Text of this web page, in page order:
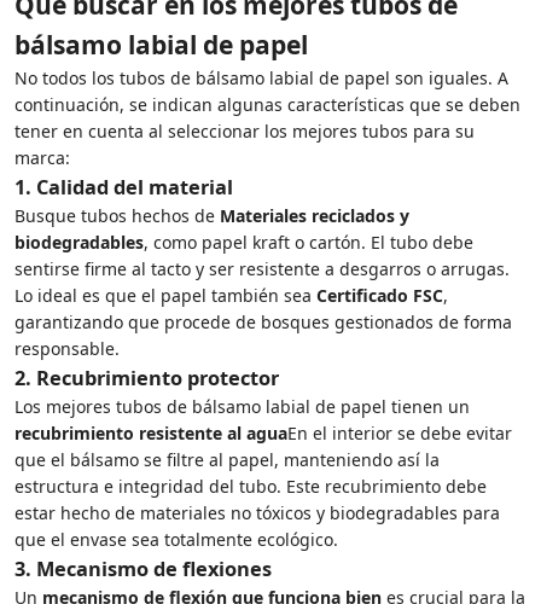
bálsamo labial de papel
No todos los tubos de bálsamo labial de papel son iguales. A
continuación, se indican algunas características que se deben
tener en cuenta al seleccionar los mejores tubos para su
marca:
1. Calidad del material
Busque tubos hechos de Materiales reciclados y
biodegradables, como papel kraft o cartón. El tubo debe
sentirse firme al tacto y ser resistente a desgarros o arrugas.
Lo ideal es que el papel también sea Certificado FSC,
garantizando que procede de bosques gestionados de forma
responsable.
2. Recubrimiento protector
Los mejores tubos de bálsamo labial de papel tienen un
recubrimiento resistente al aguaEn el interior se debe evitar
que el bálsamo se filtre al papel, manteniendo así la
estructura e integridad del tubo. Este recubrimiento debe
estar hecho de materiales no tóxicos y biodegradables para
que el envase sea totalmente ecológico.
3. Mecanismo de flexiones
Un mecanismo de flexión que funciona bien es crucial para la